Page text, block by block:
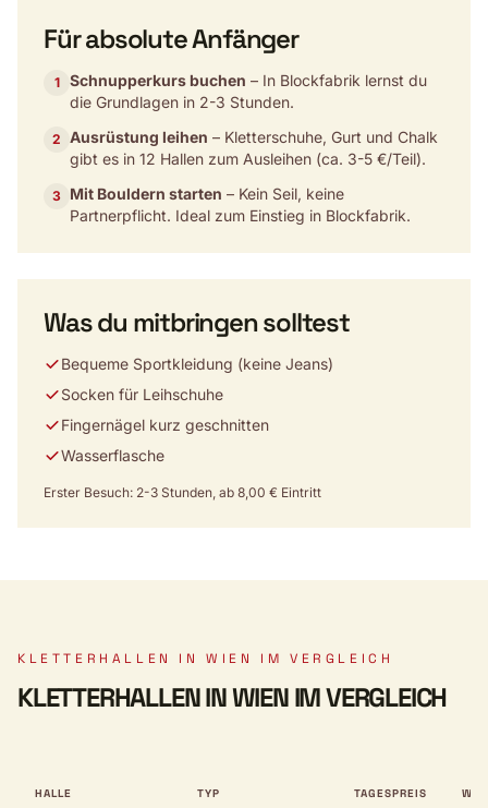
Für absolute Anfänger
1 Schnupperkurs buchen – In Blockfabrik lernst du
die Grundlagen in 2-3 Stunden.
2 Ausrüstung leihen – Kletterschuhe, Gurt und Chalk
gibt es in 12 Hallen zum Ausleihen (ca. 3-5 €/Teil).
3 Mit Bouldern starten – Kein Seil, keine
Partnerpflicht. Ideal zum Einstieg in Blockfabrik.
Was du mitbringen solltest
Bequeme Sportkleidung (keine Jeans)
Socken für Leihschuhe
Fingernägel kurz geschnitten
Wasserflasche
Erster Besuch: 2-3 Stunden, ab 8,00 € Eintritt
KLETTERHALLEN IN WIEN IM VERGLEICH
KLETTERHALLEN IN WIEN IM VERGLEICH
HALLE TYP TAGESPREIS